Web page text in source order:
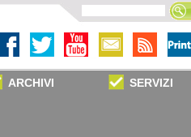
ARCHIVI SERVIZI